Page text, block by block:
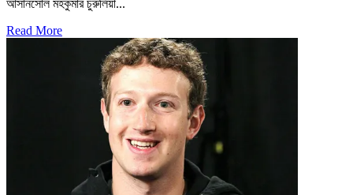
আসানসোল মহকুমার চুরুলিয়া...
Read More